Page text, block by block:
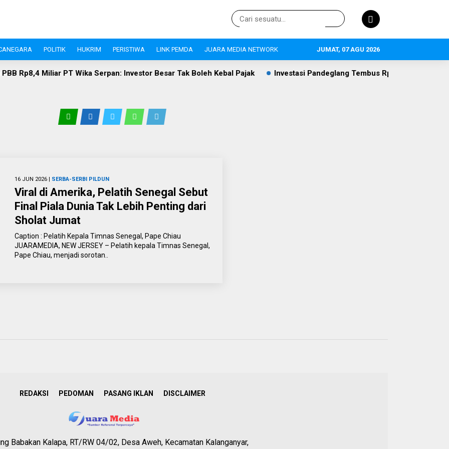
POLITIK HUKRIM PERISTIWA LINK PEMDA JUARA MEDIA NETWORK JUMAT, 07 AGU 2026
Rp8,4 Miliar PT Wika Serpan: Investor Besar Tak Boleh Kebal Pajak Investasi Pandeglang Tembus Rp409,4 Miliar,
16 JUN 2026 | SERBA-SERBI PILDUN
Viral di Amerika, Pelatih Senegal Sebut
Final Piala Dunia Tak Lebih Penting dari
Sholat Jumat
Caption : Pelatih Kepala Timnas Senegal, Pape Chiau
JUARAMEDIA, NEW JERSEY – Pelatih kepala Timnas Senegal,
Pape Chiau, menjadi sorotan..
REDAKSI PEDOMAN PASANG IKLAN DISCLAIMER
Babakan Kalapa, RT/RW 04/02, Desa Aweh, Kecamatan Kalanganyar,